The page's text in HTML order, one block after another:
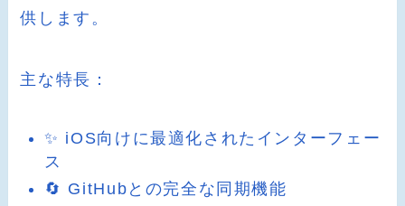
供します。
主な特長：
✨ iOS向けに最適化されたインターフェー
ス
🔄 GitHubとの完全な同期機能